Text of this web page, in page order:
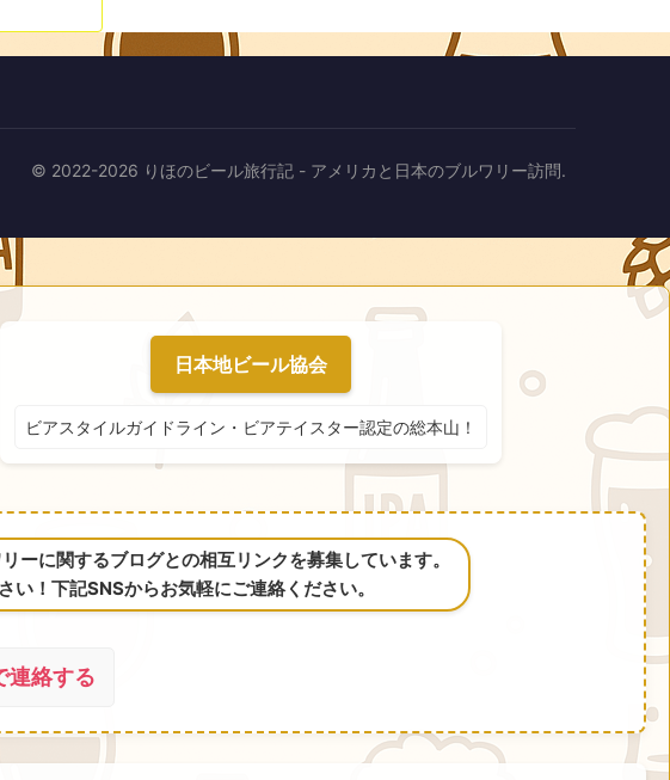
© 2022-2026 りほのビール旅行記 - アメリカと日本のブルワリー訪問.
日本地ビール協会
ビアスタイルガイドライン・ビアテイスター認定の総本山！
に関するブログとの相互リンクを募集しています。
い！下記SNSからお気軽にご連絡ください。
絡する